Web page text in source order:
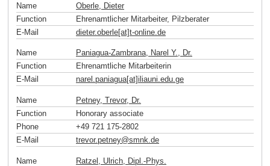
Name
Oberle, Dieter
Function
Ehrenamtlicher Mitarbeiter, Pilzberater
E-Mail
dieter.oberle[at]t-online de
Name
Paniagua-Zambrana, Narel Y., Dr.
Function
Ehrenamtliche Mitarbeiterin
E-Mail
narel.paniagua[at]iliauni.edu.ge
Name
Petney, Trevor, Dr.
Function
Honorary associate
Phone
+49 721 175-2802
E-Mail
trevor.petney@smnk.de
Name
Ratzel, Ulrich, Dipl.-Phys.